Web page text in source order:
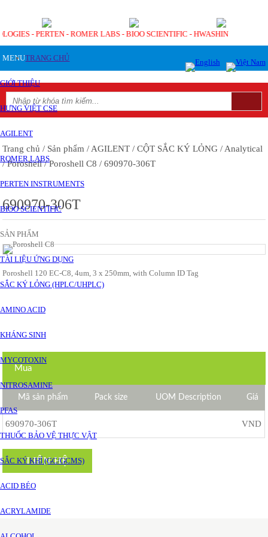
- PERTEN - ROMER LABS - BIOO SCIENTIFIC - HWASHIN
MENUTRANG CHỦ
GIỚI THIỆU
HƯNG VIỆT CSE
AGILENT
ROMER LABS
PERTEN INSTRUMENTS
BIOO SCIENTIFIC
SẢN PHẨM
TÀI LIỆU ỨNG DỤNG
SẮC KÝ LỎNG (HPLC/UHPLC)
AMINO ACID
KHÁNG SINH
MYCOTOXIN
NITROSAMINE
PFAS
THUỐC BẢO VỆ THỰC VẬT
SẮC KÝ KHÍ (GC/GCMS)
ACID BÉO
ACRYLAMIDE
Trang chủ / Sản phẩm / AGILENT / CỘT SẮC KÝ LỎNG / Analytical
/ Poroshell/ Poroshell C8 / 690970-306T
690970-306T
Poroshell 120 EC-C8, 4um, 3 x 250mm, with Column ID Tag
Mua
Mã sản phẩm Pack size UOM Description Giá
690970-306T VND
LIÊN HỆ